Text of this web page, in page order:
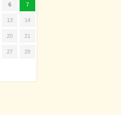
6 7
13 14
20 21
27 28